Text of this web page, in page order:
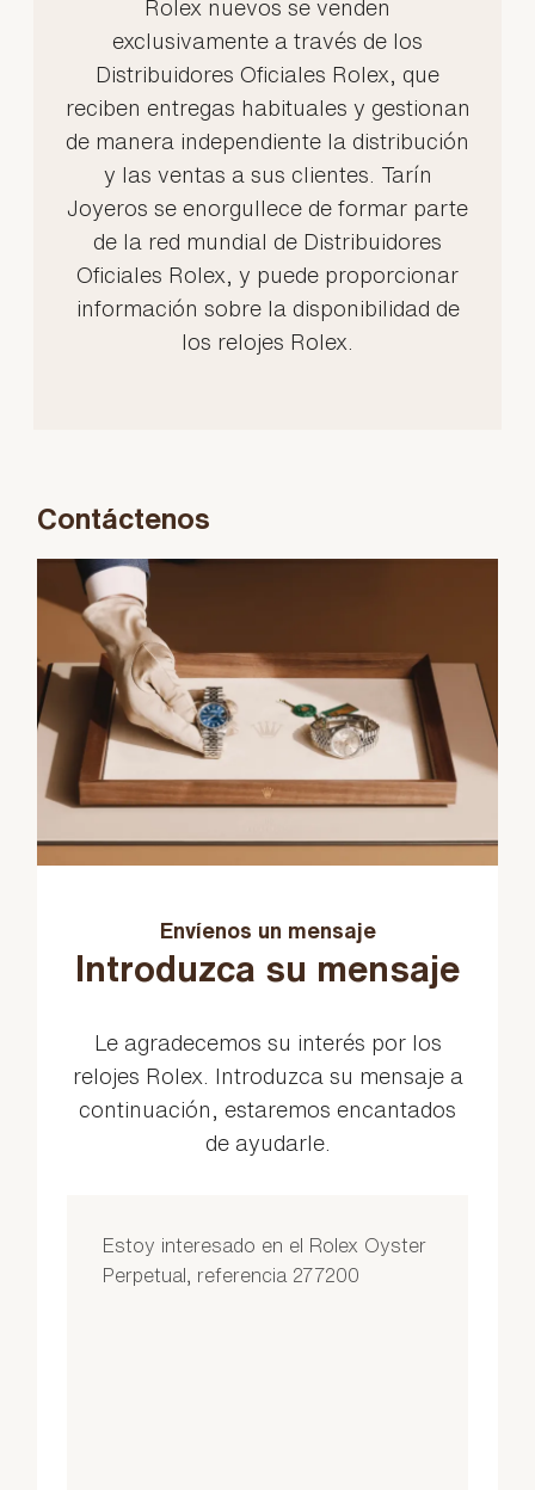
Rolex nuevos se venden
exclusivamente a través de los
Distribuidores Oficiales Rolex, que
reciben entregas habituales y gestionan
de manera independiente la distribución
y las ventas a sus clientes. Tarín
Joyeros se enorgullece de formar parte
de la red mundial de Distribuidores
Oficiales Rolex, y puede proporcionar
información sobre la disponibilidad de
los relojes Rolex.
Contáctenos
Envíenos un mensaje
Introduzca su mensaje
Le agradecemos su interés por los
relojes Rolex. Introduzca su mensaje a
continuación, estaremos encantados
de ayudarle.